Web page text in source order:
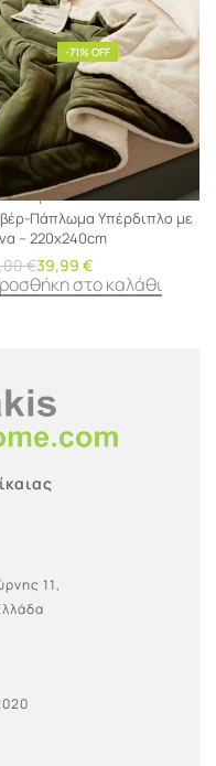
-71% OFF
Λευκά
Υπέρδιπλα
Πάπλωμα Υπέρδιπλο με
– 220x240cm
€39,99 €
στο καλάθι
11,